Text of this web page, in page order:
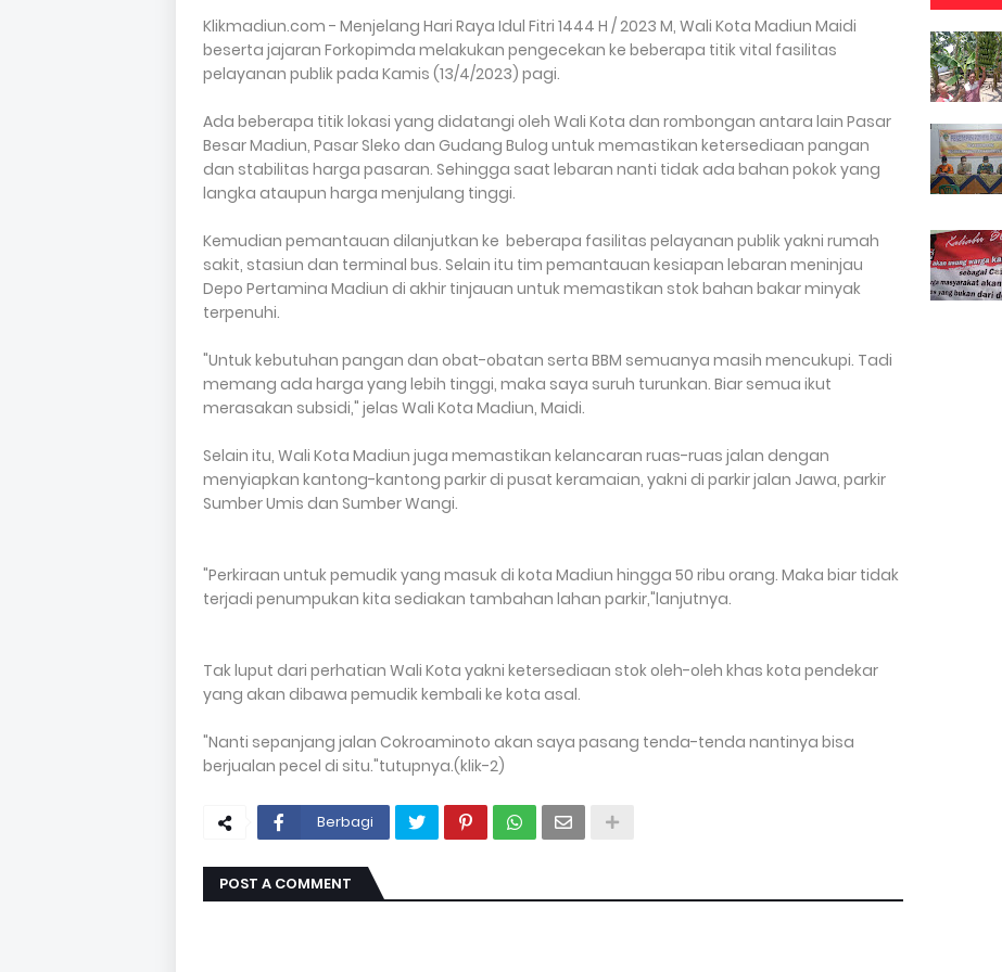
Klikmadiun.com - Menjelang Hari Raya Idul Fitri 1444 H / 2023 M, Wali Kota Madiun Maidi
beserta jajaran Forkopimda melakukan pengecekan ke beberapa titik vital fasilitas
pelayanan publik pada Kamis (13/4/2023) pagi.
Ada beberapa titik lokasi yang didatangi oleh Wali Kota dan rombongan antara lain Pasar
Besar Madiun, Pasar Sleko dan Gudang Bulog untuk memastikan ketersediaan pangan
dan stabilitas harga pasaran. Sehingga saat lebaran nanti tidak ada bahan pokok yang
langka ataupun harga menjulang tinggi.
Kemudian pemantauan dilanjutkan ke beberapa fasilitas pelayanan publik yakni rumah
sakit, stasiun dan terminal bus. Selain itu tim pemantauan kesiapan lebaran meninjau
Depo Pertamina Madiun di akhir tinjauan untuk memastikan stok bahan bakar minyak
terpenuhi.
"Untuk kebutuhan pangan dan obat-obatan serta BBM semuanya masih mencukupi. Tadi
memang ada harga yang lebih tinggi, maka saya suruh turunkan. Biar semua ikut
merasakan subsidi," jelas Wali Kota Madiun, Maidi.
Selain itu, Wali Kota Madiun juga memastikan kelancaran ruas-ruas jalan dengan
menyiapkan kantong-kantong parkir di pusat keramaian, yakni di parkir jalan Jawa, parkir
Sumber Umis dan Sumber Wangi.
"Perkiraan untuk pemudik yang masuk di kota Madiun hingga 50 ribu orang. Maka biar tidak
terjadi penumpukan kita sediakan tambahan lahan parkir,"lanjutnya.
Tak luput dari perhatian Wali Kota yakni ketersediaan stok oleh-oleh khas kota pendekar
yang akan dibawa pemudik kembali ke kota asal.
"Nanti sepanjang jalan Cokroaminoto akan saya pasang tenda-tenda nantinya bisa
berjualan pecel di situ."tutupnya.(klik-2)
Berbagi
POST A COMMENT